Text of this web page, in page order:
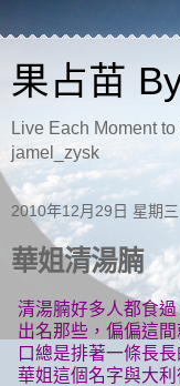
果占苗
Live Each Moment
jamel_zysk
2010年12月29日 星期三
華姐清湯腩
清湯腩好多人都食
出名那些，偏偏這
口總是排著一條長
華姐這個名字與大